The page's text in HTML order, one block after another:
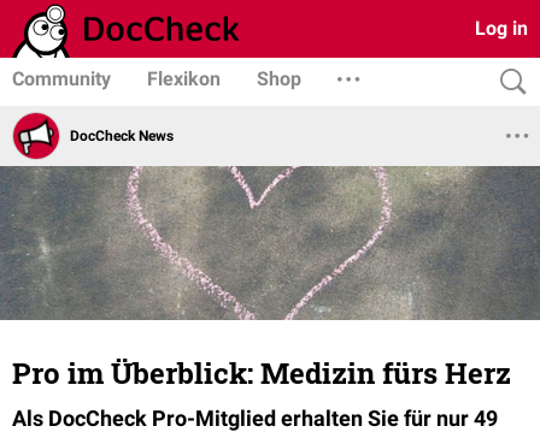
Log in
Community Flexikon Shop
DocCheck News
Pro im Überblick: Medizin fürs Herz
Als DocCheck Pro-Mitglied erhalten Sie für nur 49